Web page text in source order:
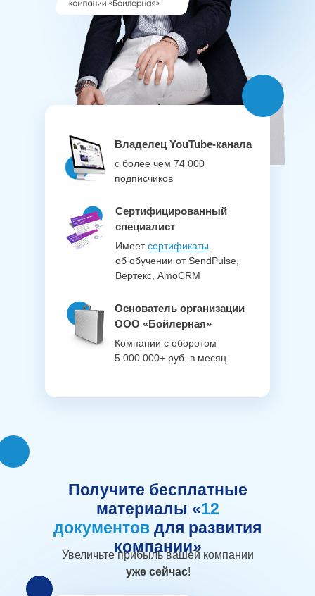
Сертифицированный
специалист
Имеетсертификаты
об обучении от SendPulse,
Вертекс, AmoCRM
Основатель организации
ООО «Бойлерная»
Компании с оборотом
5.000.000+ руб. в месяц
Владелец YouTube-канала
с более чем 74 000
подписчиков
Получите бесплатные
материалы «12
документов для развития
компании»
Увеличьте прибыль вашей компании
уже сейчас!